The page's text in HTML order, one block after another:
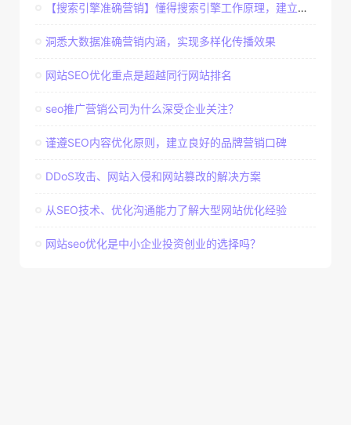
【搜索引擎准确营销】懂得搜索引擎工作原理，建立准确客户群体
洞悉大数据准确营销内涵，实现多样化传播效果
网站SEO优化重点是超越同行网站排名
seo推广营销公司为什么深受企业关注？
谨遵SEO内容优化原则，建立良好的品牌营销口碑
DDoS攻击、网站入侵和网站篡改的解决方案
从SEO技术、优化沟通能力了解大型网站优化经验
网站seo优化是中小企业投资创业的选择吗？